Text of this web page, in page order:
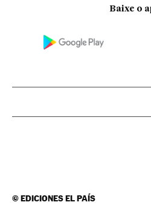
Baixe o
©EDICIONES EL PAÍS